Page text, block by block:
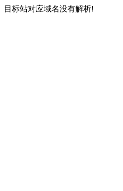
目标站对应域名没有解析!